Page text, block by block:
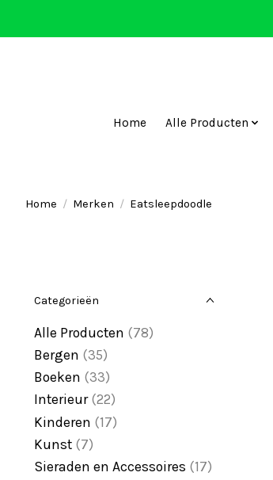
Home Alle Producten
Home / Merken / Eatsleepdoodle
Categorieën
Alle Producten (78)
Bergen (35)
Boeken (33)
Interieur (22)
Kinderen (17)
Kunst (7)
Sieraden en Accessoires (17)